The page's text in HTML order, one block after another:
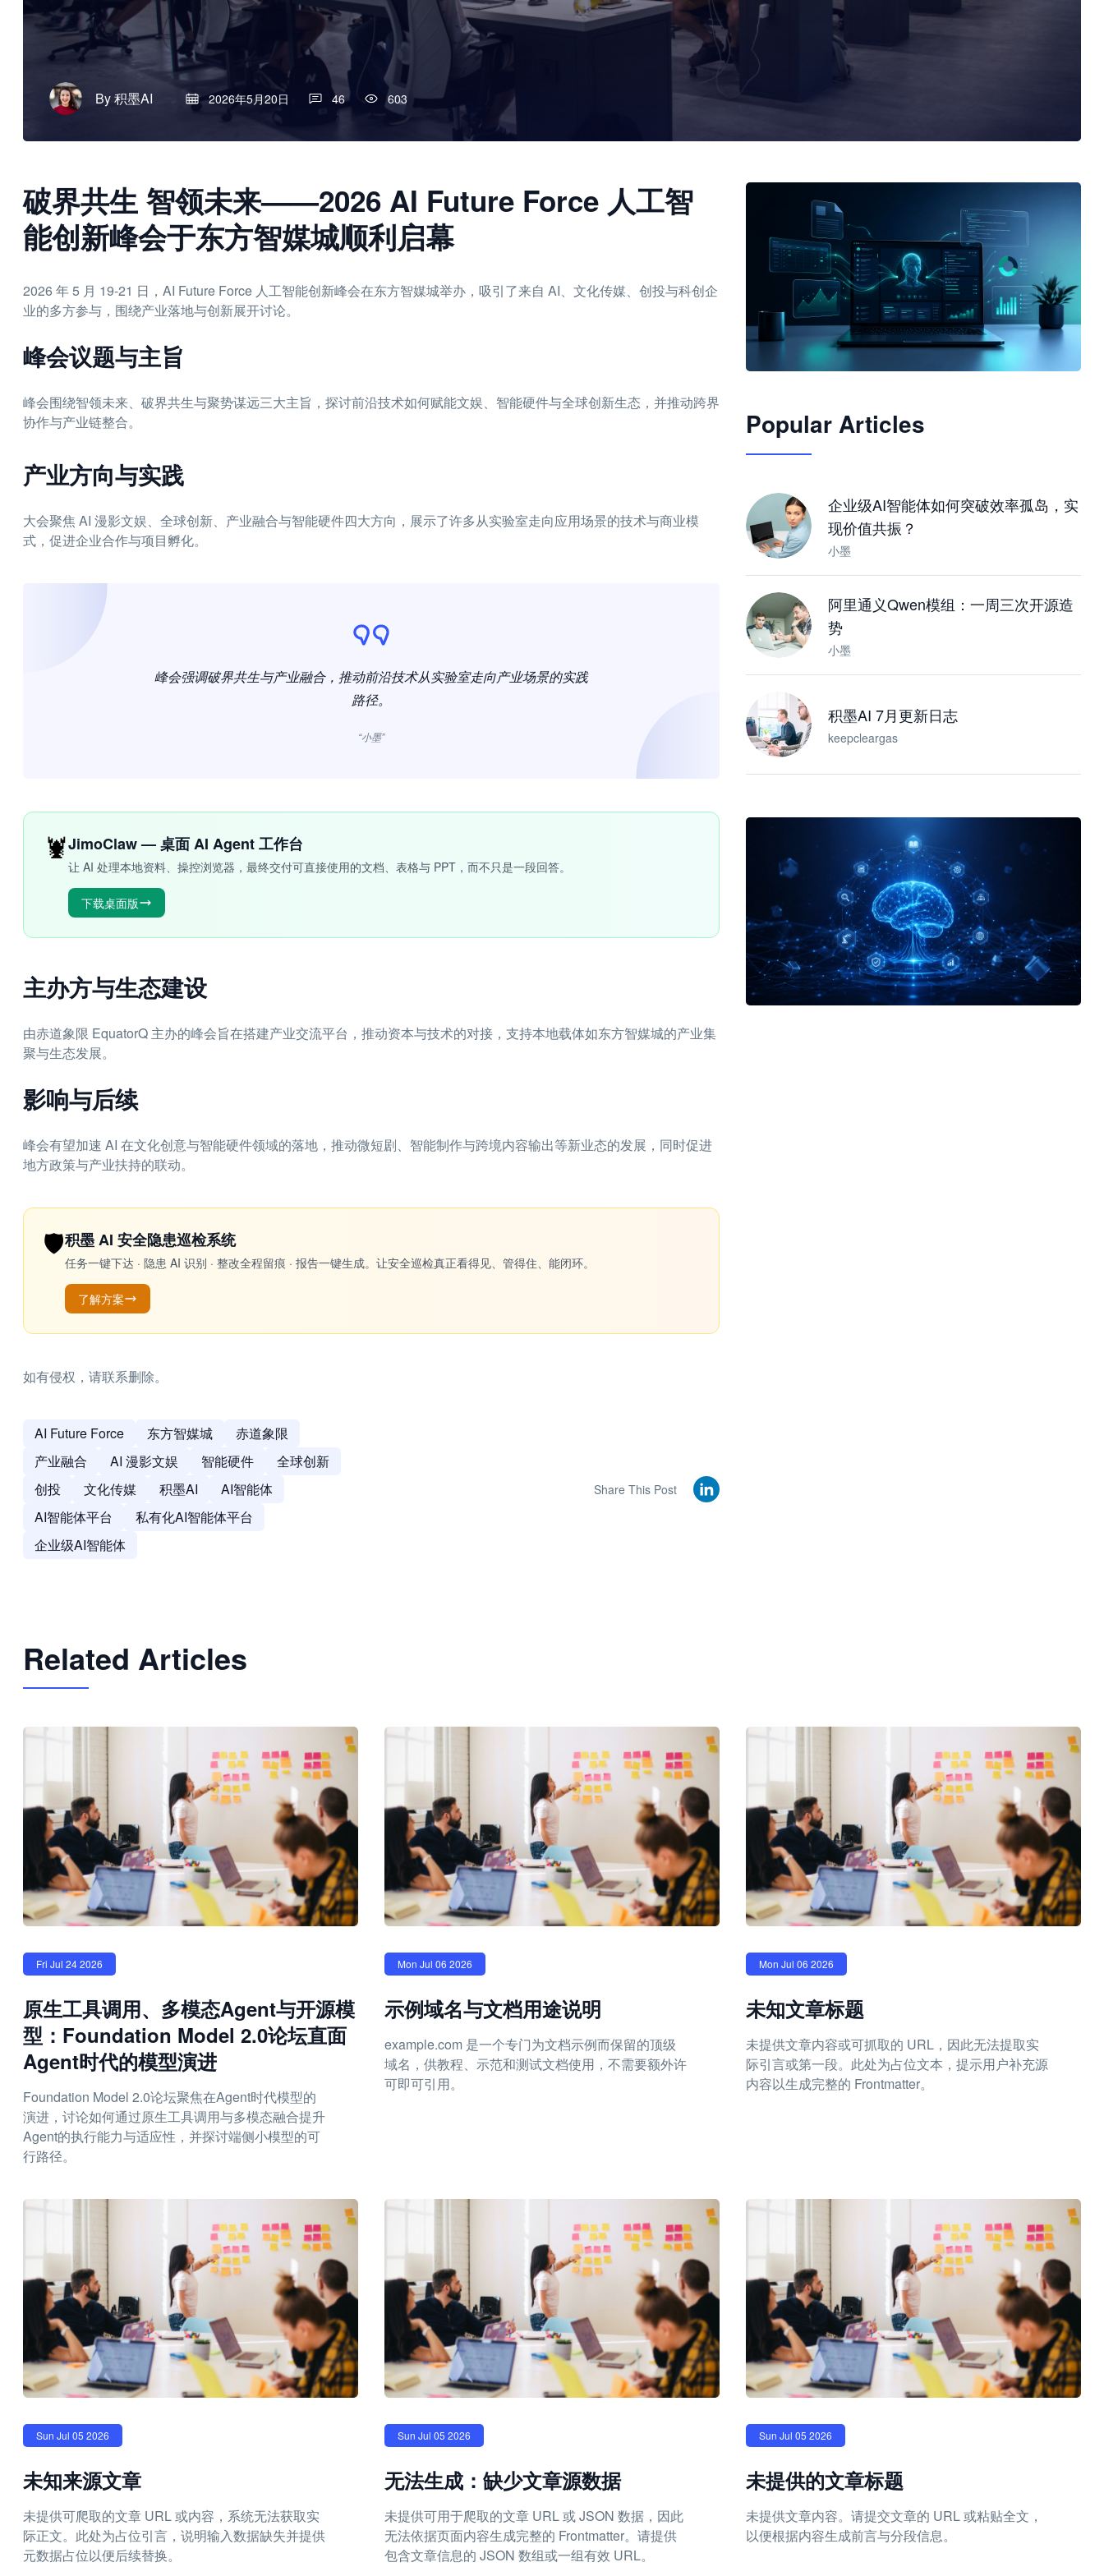
By积墨AI 2026年5月20日 46 603
破界共生 智领未来——2026 AI Future Force 人工智
能创新峰会于东方智媒城顺利启幕
2026 年 5 月 19-21 日，AI Future Force 人工智能创新峰会在东方智媒城举办，吸引了来自 AI、文化传媒、创投与科创企
业的多方参与，围绕产业落地与创新展开讨论。
峰会议题与主旨
峰会围绕智领未来、破界共生与聚势谋远三大主旨，探讨前沿技术如何赋能文娱、智能硬件与全球创新生态，并推动跨界
协作与产业链整合。
产业方向与实践
大会聚焦 AI 漫影文娱、全球创新、产业融合与智能硬件四大方向，展示了许多从实验室走向应用场景的技术与商业模
式，促进企业合作与项目孵化。
峰会强调破界共生与产业融合，推动前沿技术从实验室走向产业场景的实践
路径。
“小墨”
🦞JimoClaw — 桌面 AI Agent 工作台
让 AI 处理本地资料、操控浏览器，最终交付可直接使用的文档、表格与 PPT，而不只是一段回答。
下载桌面版
主办方与生态建设
由赤道象限 EquatorQ 主办的峰会旨在搭建产业交流平台，推动资本与技术的对接，支持本地载体如东方智媒城的产业集
聚与生态发展。
影响与后续
峰会有望加速 AI 在文化创意与智能硬件领域的落地，推动微短剧、智能制作与跨境内容输出等新业态的发展，同时促进
地方政策与产业扶持的联动。
🛡️积墨 AI 安全隐患巡检系统
任务一键下达 · 隐患 AI 识别 · 整改全程留痕 · 报告一键生成。让安全巡检真正看得见、管得住、能闭环。
了解方案
如有侵权，请联系删除。
AI Future Force 东方智媒城
赤道象限
产业融合
AI 漫影文娱 智能硬件
全球创新
创投
文化传媒 积墨AI
AI智能体
AI智能体平台
私有化AI智能体平台
企业级AI智能体
Share This Post
JimoClaw 桌面 AI Agent 工作台
Popular Articles
企业级AI智能体如何突破效率孤岛，实
现价值共振？
小墨
阿里通义Qwen模组：一周三次开源造
势
小墨
积墨AI 7月更新日志
keepcleargas
Related Articles
Fri Jul 24 2026
原生工具调用、多模态Agent与开源模
型：Foundation Model 2.0论坛直面
Agent时代的模型演进
Foundation Model 2.0论坛聚焦在Agent时代模型的
演进，讨论如何通过原生工具调用与多模态融合提升
Agent的执行能力与适应性，并探讨端侧小模型的可
行路径。
Mon Jul 06 2026
示例域名与文档用途说明
example.com 是一个专门为文档示例而保留的顶级
域名，供教程、示范和测试文档使用，不需要额外许
可即可引用。
Mon Jul 06 2026
未知文章标题
未提供文章内容或可抓取的 URL，因此无法提取实
际引言或第一段。此处为占位文本，提示用户补充源
内容以生成完整的 Frontmatter。
Sun Jul 05 2026
未知来源文章
未提供可爬取的文章 URL 或内容，系统无法获取实
际正文。此处为占位引言，说明输入数据缺失并提供
元数据占位以便后续替换。
Sun Jul 05 2026
无法生成：缺少文章源数据
未提供可用于爬取的文章 URL 或 JSON 数据，因此
无法依据页面内容生成完整的 Frontmatter。请提供
包含文章信息的 JSON 数组或一组有效 URL。
Sun Jul 05 2026
未提供的文章标题
未提供文章内容。请提交文章的 URL 或粘贴全文，
以便根据内容生成前言与分段信息。